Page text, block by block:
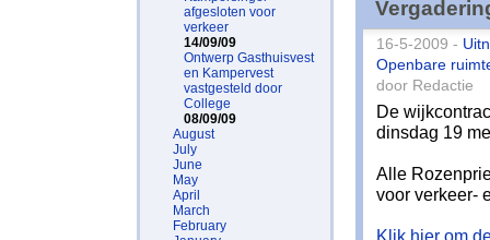
afgesloten voor
verkeer
14/09/09
Ontwerp Gasthuisvest
en Kampervest
vastgesteld door
College
08/09/09
August
July
June
May
April
March
February
16-5-2009 -
Openbare
door Redactie
De
dinsdag 19
Alle
voor verkeer-
Klik hier om